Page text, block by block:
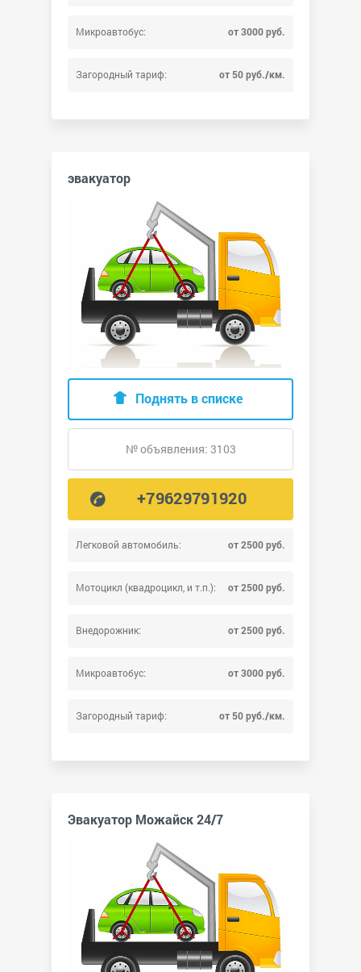
Микроавтобус: от 3000 руб.
Загородный тариф: от 50 руб./км.
эвакуатор
Легковой автомобиль: от 2500 руб.
Мотоцикл (квадроцикл, и т.п.): от 2500 руб.
Внедорожник: от 2500 руб.
Микроавтобус: от 3000 руб.
Загородный тариф: от 50 руб./км.
Поднять в списке
№ объявления: 3103
+79629791920
Эвакуатор Можайск 24/7